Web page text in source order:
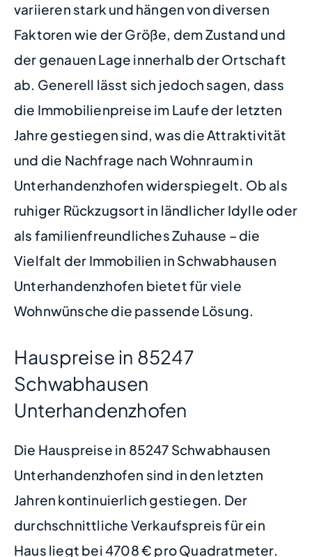
variieren stark und hängen von diversen
Faktoren wie der Größe, dem Zustand und
der genauen Lage innerhalb der Ortschaft
ab. Generell lässt sich jedoch sagen, dass
die Immobilienpreise im Laufe der letzten
Jahre gestiegen sind, was die Attraktivität
und die Nachfrage nach Wohnraum in
Unterhandenzhofen widerspiegelt. Ob als
ruhiger Rückzugsort in ländlicher Idylle oder
als familienfreundliches Zuhause – die
Vielfalt der Immobilien in Schwabhausen
Unterhandenzhofen bietet für viele
Wohnwünsche die passende Lösung.
Hauspreise in 85247
Schwabhausen
Unterhandenzhofen
Die Hauspreise in 85247 Schwabhausen
Unterhandenzhofen sind in den letzten
Jahren kontinuierlich gestiegen. Der
durchschnittliche Verkaufspreis für ein
Haus liegt bei 4708 € pro Quadratmeter.